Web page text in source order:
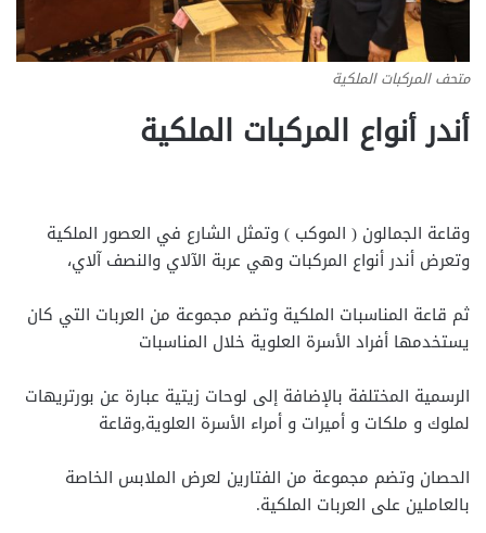
متحف المركبات الملكية
أندر أنواع المركبات الملكية
وقاعة الجمالون ( الموكب ) وتمثل الشارع في العصور الملكية
وتعرض أندر أنواع المركبات وهي عربة الآلاي والنصف آلاي،
ثم قاعة المناسبات الملكية وتضم مجموعة من العربات التي كان
يستخدمها أفراد الأسرة العلوية خلال المناسبات
الرسمية المختلفة بالإضافة إلى لوحات زيتية عبارة عن بورتريهات
لملوك و ملكات و أميرات و أمراء الأسرة العلوية,وقاعة
الحصان وتضم مجموعة من الفتارين لعرض الملابس الخاصة
بالعاملين على العربات الملكية.